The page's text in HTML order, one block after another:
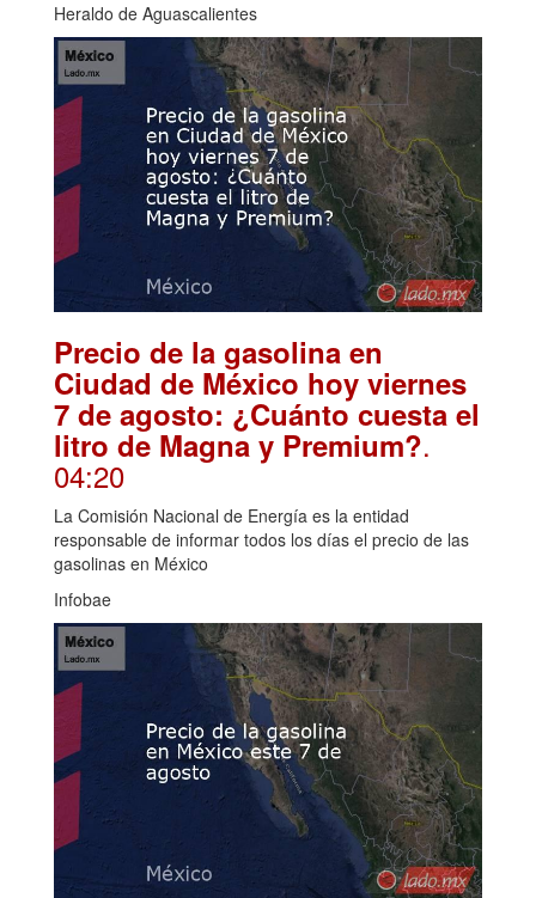
Heraldo de Aguascalientes
Precio de la gasolina en
Ciudad de México hoy viernes
7 de agosto: ¿Cuánto cuesta el
litro de Magna y Premium?.
04:20
La Comisión Nacional de Energía es la entidad
responsable de informar todos los días el precio de las
gasolinas en México
Infobae